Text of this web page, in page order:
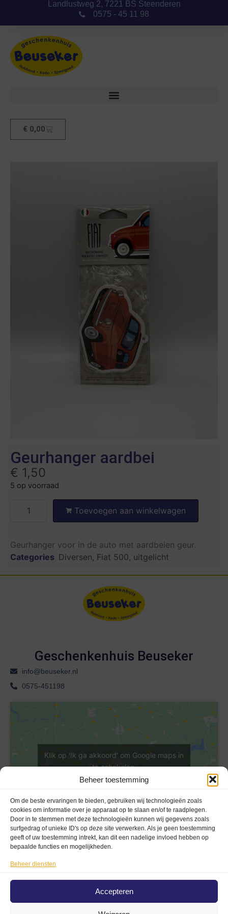
Beheer toestemming
Om de beste ervaringen te bieden, gebruiken wij technologieën zoals
cookies om informatie over je apparaat op te slaan en/of te raadplegen.
Door in te stemmen met deze technologieën kunnen wij gegevens zoals
surfgedrag of unieke ID's op deze site verwerken. Als je geen toestemming
geeft of uw toestemming intrekt, kan dit een nadelige invloed hebben op
bepaalde functies en mogelijkheden.
Beheer diensten
Accepteren
Landlustweg 2, 7221 BS Steenderen
0575 - 45 11 98
€ 0,00
Geurhanger aardbei
€ 1,50
5 op voorraad
Toevoegen aan winkelwagen
Geurhanger voor in de auto met aardbeien geur.
Categories Diversen, Fiat 500, uitgelicht
Geschenkenhuis Beuseker
info@beuseker.nl
0575-451198
Klik op 'Ik ga akkoord' om Google maps in
te schakelen
Cookieverklaring
Ik ga akkoord
Disclaimer